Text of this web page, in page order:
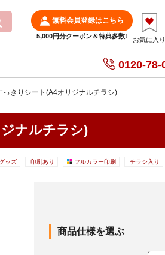
無料会員登録はこちら
5,000円分クーポン＆特典多数! お気に入り
0120-78-
っきりシート(A4オリジナルチラシ)
ナルチラシ)
ッズ 印刷あり フルカラー印刷 チラシ入り
商品仕様を選ぶ